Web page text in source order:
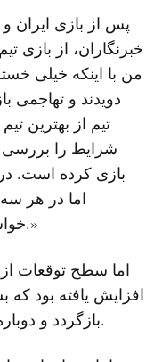
پس از بازی
خبرنگاران، از بازی
من با اینکه خیلی
دویدند و تهاجمی
تیم از بهترین
شرایط را بررسی
بازی کرده است.
اما در هر
خواستیم به جام جهانی بیاییم که آمدیم.»
اما سطح توقعات
افزایش یافته بود که
بازگردد و دوباره سکان تیم ملی را در دست بگیرد.